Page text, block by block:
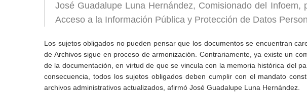
José Guadalupe Luna Hernández, Comisionado del Infoem,
Acceso a la Información Pública y Protección de Datos
Los sujetos obligados no pueden pensar que los documentos se encuentran
de Archivos sigue en proceso de armonización. Contrariamente, ya existe un
de la documentación, en virtud de que se vincula con la memoria histórica del
consecuencia, todos los sujetos obligados deben cumplir con el mandato
archivos administrativos actualizados, afirmó José Guadalupe Luna Hernández.